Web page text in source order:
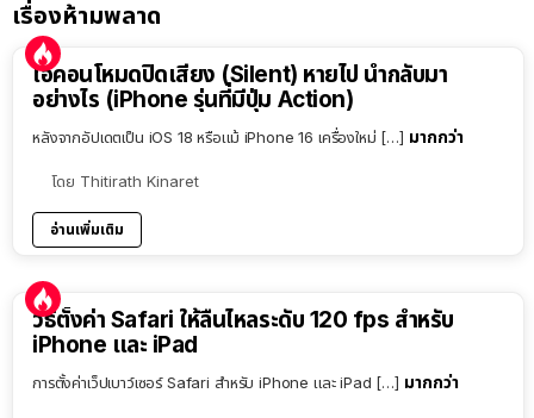
เรื่องห้ามพลาด
ไอคอนโหมดปิดเสียง (Silent) หายไป นำกลับมา
อย่างไร (iPhone รุ่นที่มีปุ่ม Action)
หลังจากอัปเดตเป็น iOS 18 หรือแม้ iPhone 16 เครื่องใหม่ […] มากกว่า
โดย Thitirath Kinaret
อ่านเพิ่มเติม
วิธีตั้งค่า Safari ให้ลื่นไหลระดับ 120 fps สำหรับ
iPhone และ iPad
การตั้งค่าเว็ปเบาว์เซอร์ Safari สำหรับ iPhone และ iPad […] มากกว่า